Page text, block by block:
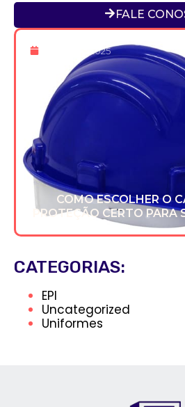
FALE
16 De Dez 2025
COMO ESCOLHER O
PROTEÇÃO CERTO PARA
CATEGORIAS:
EPI
Uncategorized
Uniformes